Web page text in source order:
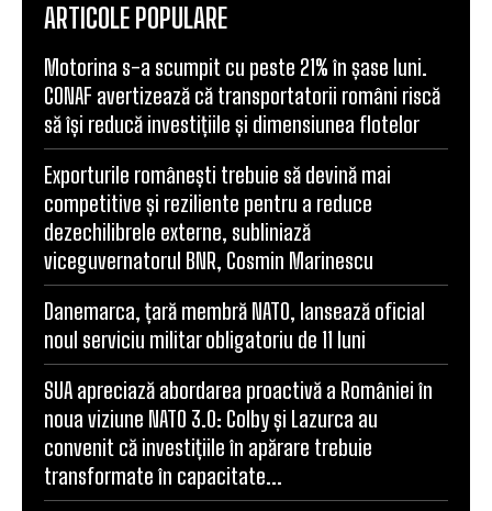
ARTICOLE POPULARE
Motorina s-a scumpit cu peste 21% în șase luni.
CONAF avertizează că transportatorii români riscă
să își reducă investițiile și dimensiunea flotelor
Exporturile românești trebuie să devină mai
competitive și reziliente pentru a reduce
dezechilibrele externe, subliniază
viceguvernatorul BNR, Cosmin Marinescu
Danemarca, țară membră NATO, lansează oficial
noul serviciu militar obligatoriu de 11 luni
SUA apreciază abordarea proactivă a României în
noua viziune NATO 3.0: Colby și Lazurca au
convenit că investițiile în apărare trebuie
transformate în capacitate...